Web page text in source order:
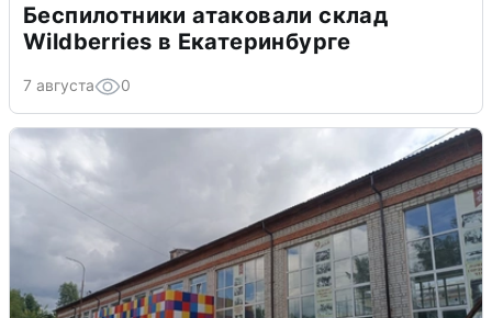
Беспилотники атаковали склад
Wildberries в Екатеринбурге
7 августа 0